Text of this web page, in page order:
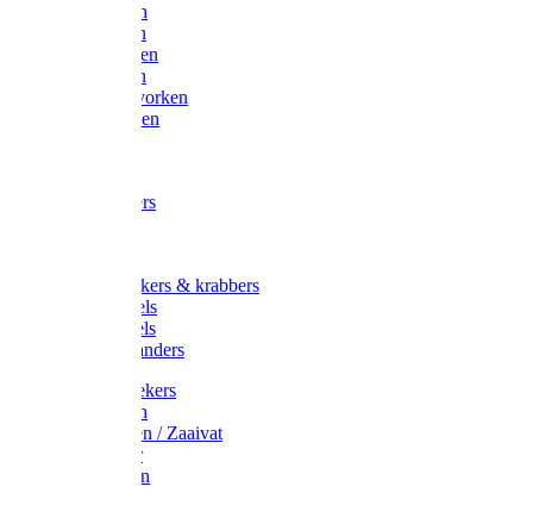
Hooivorken
Mestvorken
Bietenvorken
Maisvorken
Aardappelvorken
Vijgenvorken
Tuinkrabbers
Onkruidstekers & krabbers
Hartschoffels
Ruitschoffels
Onkruidbranders
Graskantstekers
Verticuteren
Strooiwagen / Zaaivat
Grasmaaier
Grasscharen